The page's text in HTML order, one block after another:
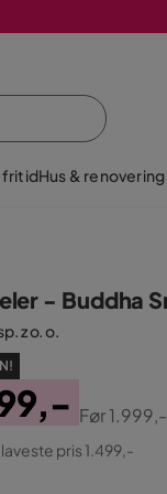
fritidHus & renovering
- Buddha
z o. o.
Før1.999,-
pris 1.499,-